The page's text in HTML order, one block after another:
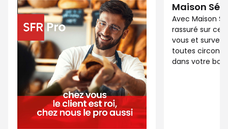
Maison
Avec Maison
rassuré sur ce
vous et
toutes
dans votre